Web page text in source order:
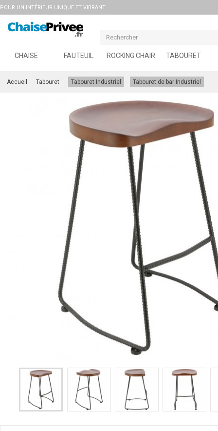
POUR UN INTÉRIEUR UNIQUE ET VIBRANT
CHAISE FAUTEUIL ROCKING CHAIR TABOURET
Accueil Tabouret Tabouret Industriel Tabouret de bar Industriel